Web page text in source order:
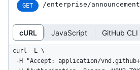
GET /enterprise/announcement
cURL JavaScript GitHub CLI
curl -L \